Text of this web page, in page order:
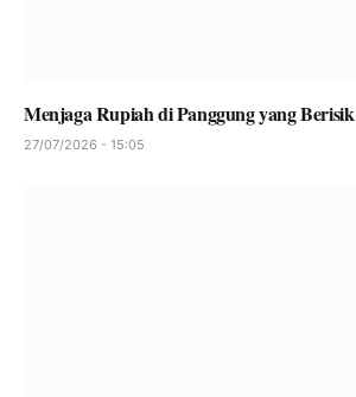
Menjaga Rupiah di Panggung yang Berisik
27/07/2026 - 15:05